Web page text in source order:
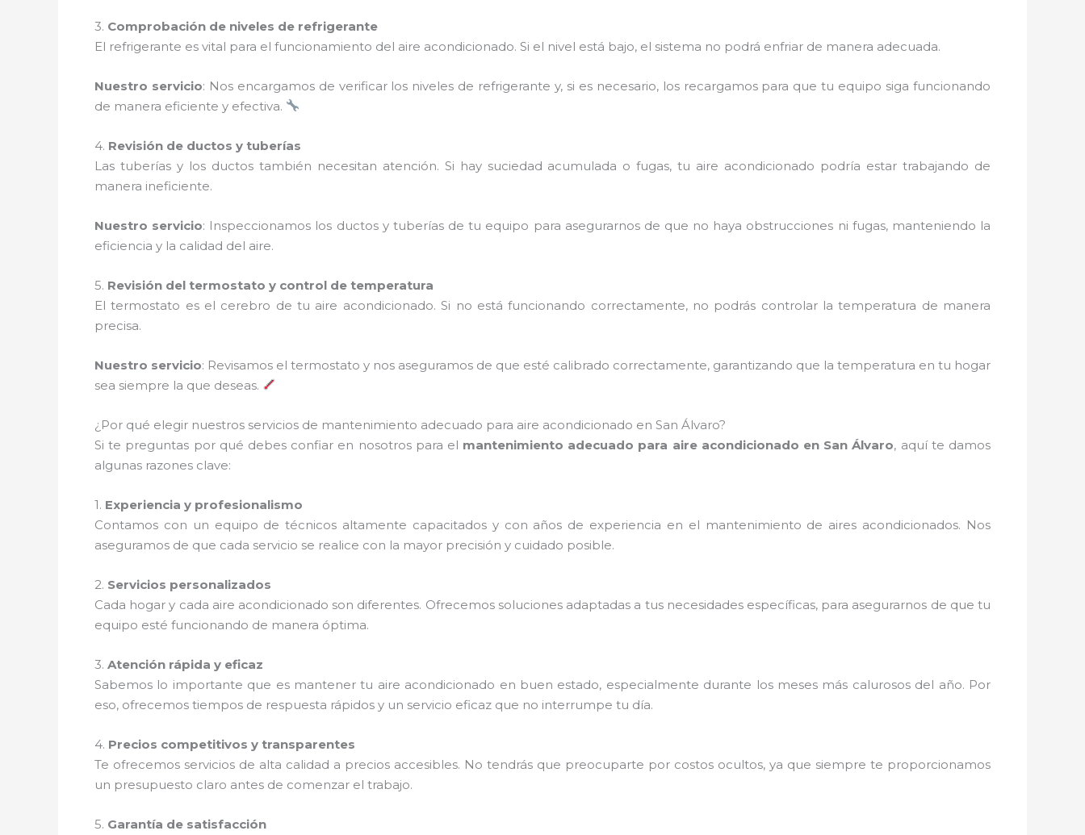
3. Comprobación de niveles de refrigerante
El refrigerante es vital para el funcionamiento del aire acondicionado. Si el nivel está bajo, el sistema no podrá enfriar de manera adecuada.
Nuestro servicio: Nos encargamos de verificar los niveles de refrigerante y, si es necesario, los recargamos para que tu equipo siga funcionando
de manera eficiente y efectiva.
4. Revisión de ductos y tuberías
Las tuberías y los ductos también necesitan atención. Si hay suciedad acumulada o fugas, tu aire acondicionado podría estar trabajando de
manera ineficiente.
Nuestro servicio: Inspeccionamos los ductos y tuberías de tu equipo para asegurarnos de que no haya obstrucciones ni fugas, manteniendo la
eficiencia y la calidad del aire.
5. Revisión del termostato y control de temperatura
El termostato es el cerebro de tu aire acondicionado. Si no está funcionando correctamente, no podrás controlar la temperatura de manera
precisa.
Nuestro servicio: Revisamos el termostato y nos aseguramos de que esté calibrado correctamente, garantizando que la temperatura en tu hogar
sea siempre la que deseas.
¿Por qué elegir nuestros servicios de mantenimiento adecuado para aire acondicionado en San Álvaro?
Si te preguntas por qué debes confiar en nosotros para el mantenimiento adecuado para aire acondicionado en San Álvaro, aquí te damos
algunas razones clave:
1. Experiencia y profesionalismo
Contamos con un equipo de técnicos altamente capacitados y con años de experiencia en el mantenimiento de aires acondicionados. Nos
aseguramos de que cada servicio se realice con la mayor precisión y cuidado posible.
2. Servicios personalizados
Cada hogar y cada aire acondicionado son diferentes. Ofrecemos soluciones adaptadas a tus necesidades específicas, para asegurarnos de que tu
equipo esté funcionando de manera óptima.
3. Atención rápida y eficaz
Sabemos lo importante que es mantener tu aire acondicionado en buen estado, especialmente durante los meses más calurosos del año. Por
eso, ofrecemos tiempos de respuesta rápidos y un servicio eficaz que no interrumpe tu día.
4. Precios competitivos y transparentes
Te ofrecemos servicios de alta calidad a precios accesibles. No tendrás que preocuparte por costos ocultos, ya que siempre te proporcionamos
un presupuesto claro antes de comenzar el trabajo.
5. Garantía de satisfacción